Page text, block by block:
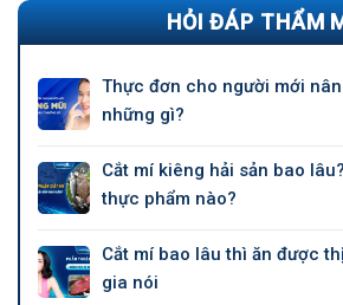
HỎI ĐÁP THẨM
Thực đơn cho người mới
những gì?
Cắt mí kiêng hải sản bao
thực phẩm nào?
Cắt mí bao lâu thì ăn được
gia nói